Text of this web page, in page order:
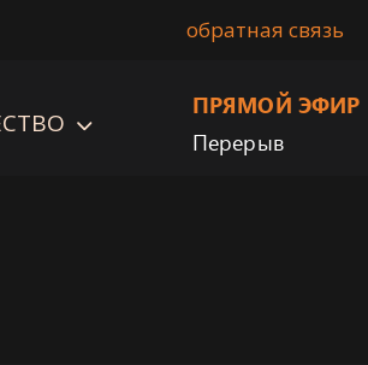
обратная связь
ПРЯМОЙ ЭФИР
Перерыв